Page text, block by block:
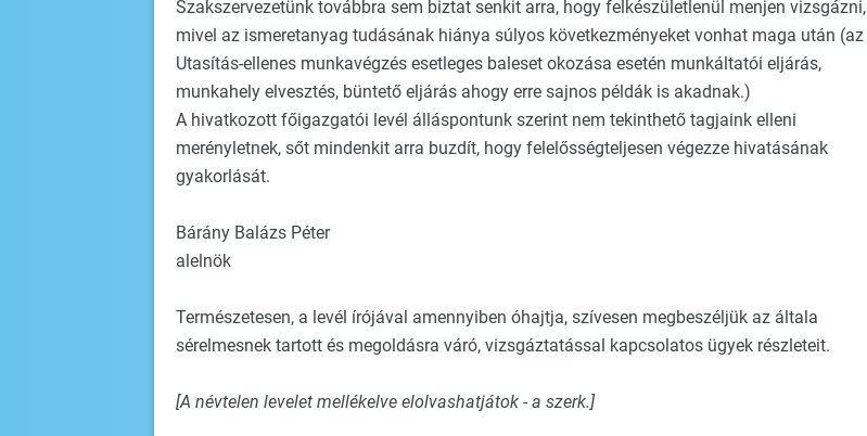
Szakszervezetünk továbbra sem biztat senkit arra, hogy felkészületlenül menjen vizsgázni,
mivel az ismeretanyag tudásának hiánya súlyos következményeket vonhat maga után (az
Utasítás-ellenes munkavégzés esetleges baleset okozása esetén munkáltatói eljárás,
munkahely elvesztés, büntető eljárás ahogy erre sajnos példák is akadnak.)
A hivatkozott főigazgatói levél álláspontunk szerint nem tekinthető tagjaink elleni
merényletnek, sőt mindenkit arra buzdít, hogy felelősségteljesen végezze hivatásának
gyakorlását.
Bárány Balázs Péter
alelnök
Természetesen, a levél írójával amennyiben óhajtja, szívesen megbeszéljük az általa
sérelmesnek tartott és megoldásra váró, vizsgáztatással kapcsolatos ügyek részleteit.
[A névtelen levelet mellékelve elolvashatjátok - a szerk.]